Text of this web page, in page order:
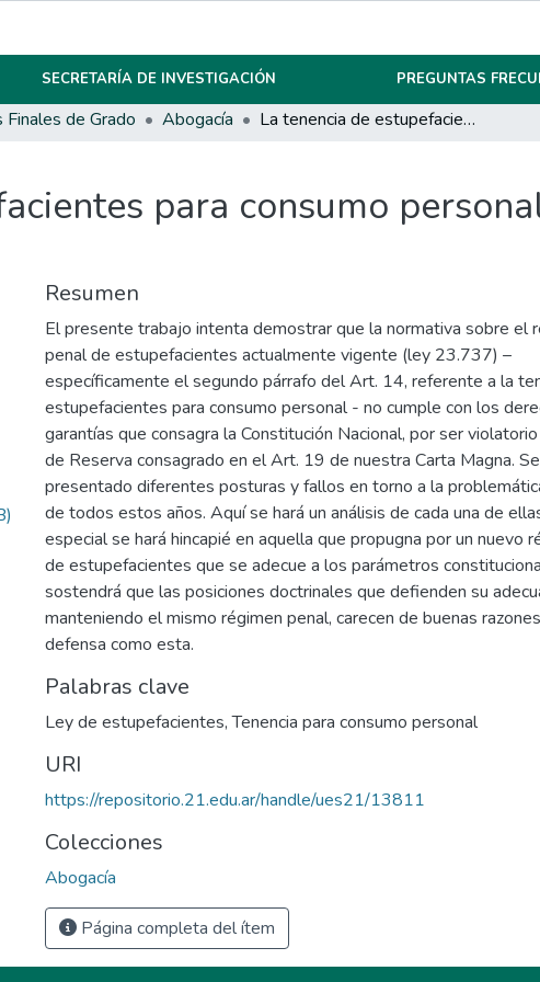
SECRETARÍA DE INVESTIGACIÓN PREGUNTAS
Finales de Grado Abogacía La tenencia de estupefacientes para consumo personal en el régimen jurídico argentino
para consumo
Resumen
El presente trabajo intenta demostrar que la normativa sobre el
penal de estupefacientes actualmente vigente (ley 23.737) –
específicamente el segundo párrafo del Art. 14, referente a la
estupefacientes para consumo personal - no cumple con los
garantías que consagra la Constitución Nacional, por ser
de Reserva consagrado en el Art. 19 de nuestra Carta Magna.
presentado diferentes posturas y fallos en torno a la
de todos estos años. Aquí se hará un análisis de cada una de
especial se hará hincapié en aquella que propugna por un nuevo
de estupefacientes que se adecue a los parámetros
sostendrá que las posiciones doctrinales que defienden su
manteniendo el mismo régimen penal, carecen de buenas
defensa como esta.
Palabras clave
Ley de estupefacientes,Tenencia para consumo personal
URI
https://repositorio.21.edu.ar/handle/ues21/13811
Colecciones
Abogacía
Página completa del ítem